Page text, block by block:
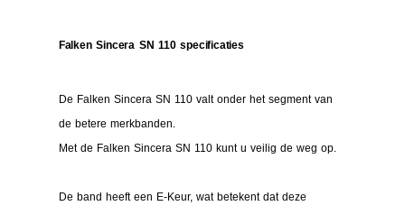
Falken Sincera SN 110 specificaties
De Falken Sincera SN 110 valt onder het segment van
de betere merkbanden.
Met de Falken Sincera SN 110 kunt u veilig de weg op.
De band heeft een E-Keur, wat betekent dat deze